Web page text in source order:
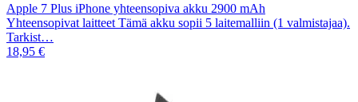
Apple 7 Plus iPhone yhteensopiva akku 2900 mAh
Yhteensopivat laitteet Tämä akku sopii 5 laitemalliin (1 valmistajaa).
Tarkist…
18,95 €